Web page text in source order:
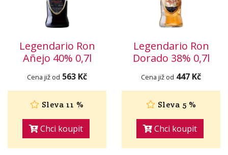
Legendario Ron
Añejo 40% 0,7l
Cena již od 563 Kč
Sleva 11 %
Chci koupit
Legendario Ron
Dorado 38% 0,7l
Cena již od 447 Kč
Sleva 5 %
Chci koupit